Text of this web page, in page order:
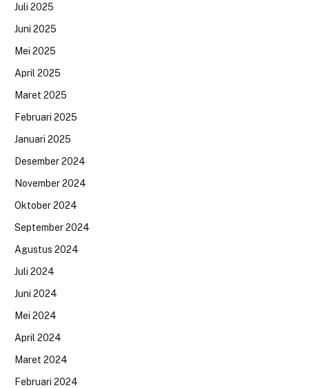
Juli 2025
Juni 2025
Mei 2025
April 2025
Maret 2025
Februari 2025
Januari 2025
Desember 2024
November 2024
Oktober 2024
September 2024
Agustus 2024
Juli 2024
Juni 2024
Mei 2024
April 2024
Maret 2024
Februari 2024